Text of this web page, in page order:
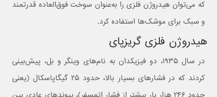
که می‌توان هیدروژن فلزی را به‌عنوان سوخت فوق‌العاده قدرتمند
و سبک برای موشک‌ها استفاده کرد.
هیدروژن فلزی گریزپای
در سال ۱۹۳۵، دو فیزیکدان به‌ نام‌های وینگر و بل، پیش‌بینی
کردند که در فشارهای بسیار بالا، حدود ۲۵ گیگاپاسکال (یعنی